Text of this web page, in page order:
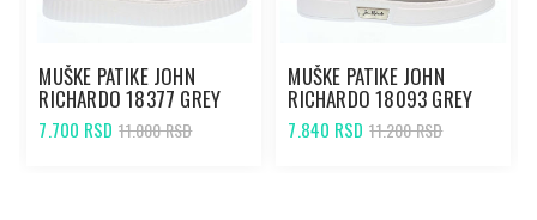
MUŠKE PATIKE JOHN
RICHARDO 18377 GREY
7.700 RSD 11.000 RSD
MUŠKE PATIKE JOHN
RICHARDO 18093 GREY
7.840 RSD 11.200 RSD